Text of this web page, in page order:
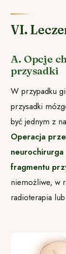
VI.
A. Opcje
przysadki
W przypadku
przysadki
być jednym z
Operacja
neurochirurga
fragmentu
niemożliwe, w
radioterapia